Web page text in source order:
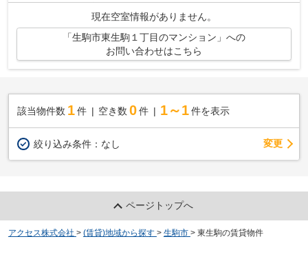
歩1分というアクセス良好な駅近物件は...
現在空室情報がありません。
「生駒市東生駒１丁目のマンション」への
お問い合わせはこちら
該当物件数 1件 空き数 0 件 1～1 件を表示
絞り込み条件： なし 変更
ページトップへ
アクセス株式会社 > (賃貸)地域から探す > 生駒市 > 東生駒の賃貸物件